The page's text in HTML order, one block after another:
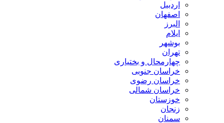
اردبیل
اصفهان
البرز
ایلام
بوشهر
تهران
چهارمحال و بختیاری
خراسان جنوبی
خراسان رضوی
خراسان شمالی
خوزستان
زنجان
سمنان